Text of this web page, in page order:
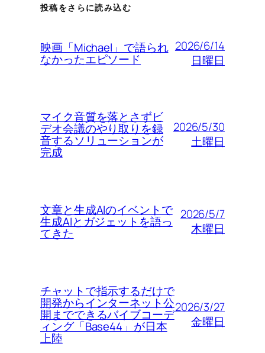
投稿をさらに読み込む
映画「Michael」で語られ
なかったエピソード
2026/6/14
日曜日
マイク音質を落とさずビ
デオ会議のやり取りを録
音するソリューションが
完成
2026/5/30
土曜日
文章と生成AIのイベントで
生成AIとガジェットを語っ
てきた
2026/5/7
木曜日
チャットで指示するだけで
開発からインターネット公
開までできるバイブコーデ
ィング「Base44」が日本
上陸
2026/3/27
金曜日